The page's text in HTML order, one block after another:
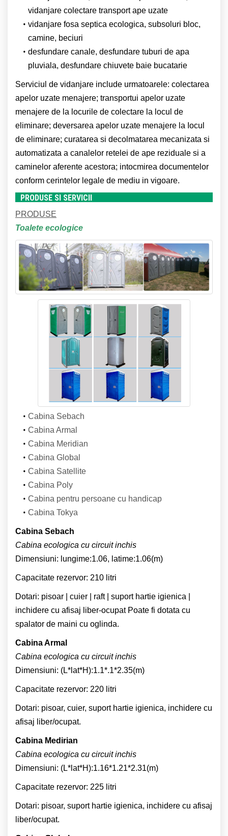
vidanjare colectare transport ape uzate
vidanjare fosa septica ecologica, subsoluri bloc,
camine, beciuri
desfundare canale, desfundare tuburi de apa
pluviala, desfundare chiuvete baie bucatarie
Serviciul de vidanjare include urmatoarele: colectarea
apelor uzate menajere; transportui apelor uzate
menajere de la locurile de colectare la locul de
eliminare; deversarea apelor uzate menajere la Iocul
de eliminare; curatarea si decolmatarea mecanizata si
automatizata a canalelor retelei de ape reziduale si a
caminelor aferente acestora; intocmirea documentelor
conform cerintelor legale de mediu in vigoare.
PRODUSE SI SERVICII
PRODUSE
Toalete ecologice
Cabina Sebach
Cabina Armal
Cabina Meridian
Cabina Global
Cabina Satellite
Cabina Poly
Cabina pentru persoane cu handicap
Cabina Tokya
Cabina Sebach
Cabina ecologica cu circuit inchis
Dimensiuni: lungime:1.06, latime:1.06(m)
Capacitate rezervor: 210 litri
Dotari: pisoar | cuier | raft | suport hartie igienica |
inchidere cu afisaj liber-ocupat Poate fi dotata cu
spalator de maini cu oglinda.
Cabina Armal
Cabina ecologica cu circuit inchis
Dimensiuni: (L*lat*H):1.1*.1*2.35(m)
Capacitate rezervor: 220 litri
Dotari: pisoar, cuier, suport hartie igienica, inchidere cu
afisaj liber/ocupat.
Cabina Medirian
Cabina ecologica cu circuit inchis
Dimensiuni: (L*lat*H):1.16*1.21*2.31(m)
Capacitate rezervor: 225 litri
Dotari: pisoar, suport hartie igienica, inchidere cu afisaj
liber/ocupat.